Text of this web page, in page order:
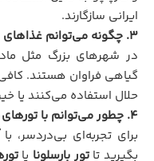
ایرانی سازگارند.
۳. چگونه می‌توانم غذاهای حلال در اسپانیا پیدا کنم؟
در شهرهای بزرگ مثل
گیاهی فراوان هستند.
حلال استفاده می‌کنند یا
۴. چطور می‌توانم با تورهای معتبر به اسپانیا سفر کنم؟
برای تجربه‌ای بی‌دردسر، با
بگیرید تاتور بارسلونا یا